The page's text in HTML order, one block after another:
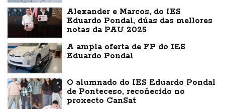
Alexander e Marcos, do IES
Eduardo Pondal, dúas das mellores
notas da PAU 2025
A ampla oferta de FP do IES
Eduardo Pondal
O alumnado do IES Eduardo Pondal
de Ponteceso, recoñecido no
proxecto CanSat